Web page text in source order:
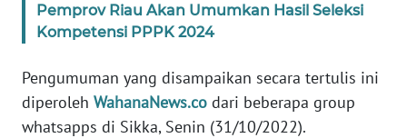
Pemprov Riau Akan Umumkan Hasil Seleksi
Kompetensi PPPK 2024
Pengumuman yang disampaikan secara tertulis ini
diperoleh WahanaNews.co dari beberapa group
whatsapps di Sikka, Senin (31/10/2022).
Regional
SUMUT
WN